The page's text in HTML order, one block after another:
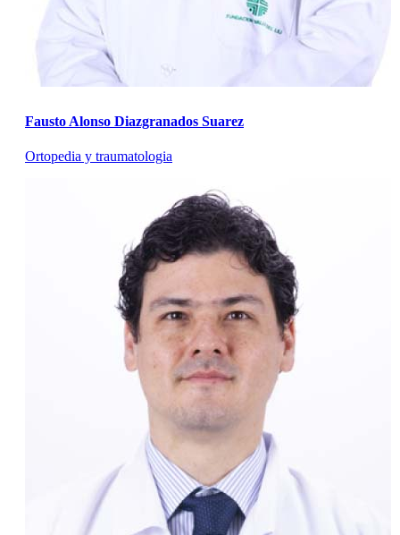
Fausto Alonso Diazgranados Suarez
Ortopedia y traumatologia